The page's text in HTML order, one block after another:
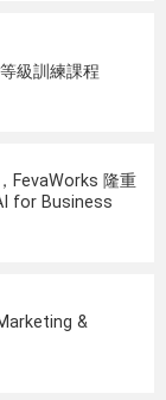
級訓練課程
FevaWorks 隆重
for Business
&